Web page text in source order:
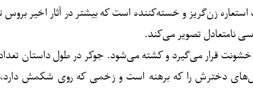
زن‌گریز و خسته‌کننده است که بیشتر در آثار اخیر بروس
نامتعادل تصویر می‌کند.
قرار می‌گیرد و کشته می‌شود. جوکر در طول داستان
دخترش را که برهنه است و زخمی که روی شکمش